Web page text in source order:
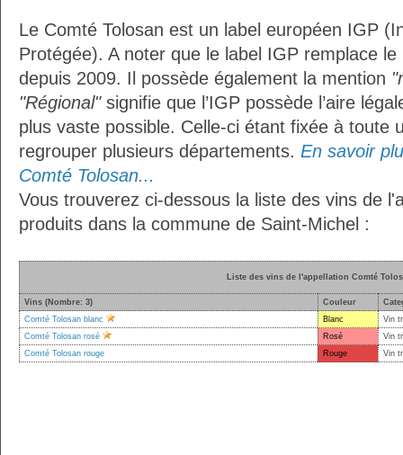
Le Comté Tolosan est un label européen IGP
Protégée). A noter que le label IGP remplace
depuis 2009. Il possède également la mention
"Régional"signifie que l’IGP possède l’aire
plus vaste possible. Celle-ci étant fixée à toute
regrouper plusieurs départements. En savoir
Comté Tolosan...
Vous trouverez ci-dessous la liste des vins de
produits dans la commune de Saint-Michel :
Liste des vins de l'appellation Comté
Vins (Nombre: 3) Couleur
Comté Tolosan blanc
Blanc
Vin
Comté Tolosan rosé
Rosé
Vin
Comté Tolosan rouge
Rouge Vin